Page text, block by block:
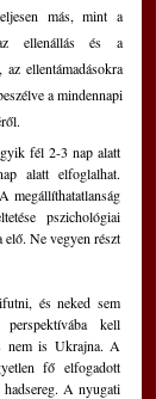
más, mint a
ellenállás és a
az ellentámadásokra
a mindennapi
fél 2-3 nap alatt
alatt elfoglalhat.
megállíthatatlanság
pszichológiai
elő. Ne vegyen részt
és neked sem
kell
nem is Ukrajna. A
fő elfogadott
hadsereg. A nyugati